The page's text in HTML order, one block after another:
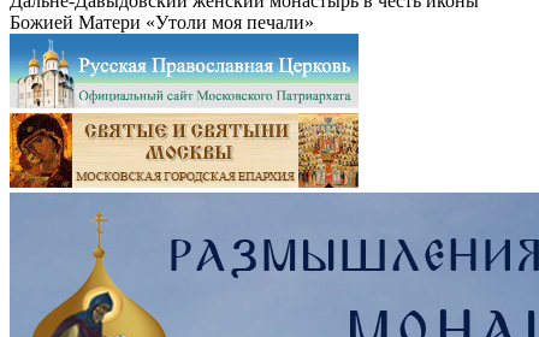
Божией Матери «Утоли моя печали»